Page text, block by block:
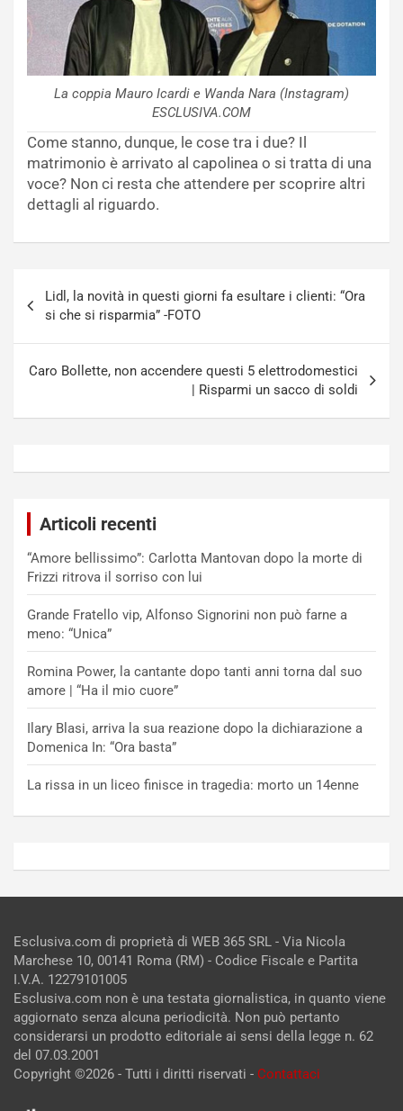
La coppia Mauro Icardi e Wanda Nara (Instagram)
ESCLUSIVA.COM
Come stanno, dunque, le cose tra i due? Il
matrimonio è arrivato al capolinea o si tratta di una
voce? Non ci resta che attendere per scoprire altri
dettagli al riguardo.
articoli
Lidl, la novità in questi giorni fa esultare i clienti: “Ora
si che si risparmia” -FOTO
Caro Bollette, non accendere questi 5 elettrodomestici
| Risparmi un sacco di soldi
Articoli recenti
“Amore bellissimo”: Carlotta Mantovan dopo la morte di
Frizzi ritrova il sorriso con lui
Grande Fratello vip, Alfonso Signorini non può farne a
meno: “Unica”
Romina Power, la cantante dopo tanti anni torna dal suo
amore | “Ha il mio cuore”
Ilary Blasi, arriva la sua reazione dopo la dichiarazione a
Domenica In: “Ora basta”
La rissa in un liceo finisce in tragedia: morto un 14enne
Esclusiva.com di proprietà di WEB 365 SRL - Via Nicola
Marchese 10, 00141 Roma (RM) - Codice Fiscale e Partita
I.V.A. 12279101005
Esclusiva.com non è una testata giornalistica, in quanto viene
aggiornato senza alcuna periodicità. Non può pertanto
considerarsi un prodotto editoriale ai sensi della legge n. 62
del 07.03.2001
Copyright ©2026 - Tutti i diritti riservati - Contattaci